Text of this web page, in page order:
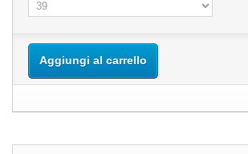
Aggiungi al carrello